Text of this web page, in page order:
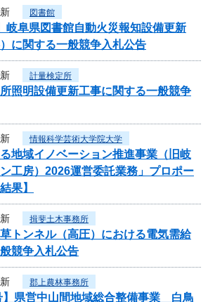
図書館
岐阜県図書館自動火災報知設備更新
に関する一般競争入札公告
計量検定所
照明設備更新工事に関する一般競争
情報科学芸術大学院大学
る地域イノベーション推進事業（旧岐
工房）2026運営委託業務」プロポー
果】
揖斐土木事務所
トンネル（高圧）における電気需給
競争入札公告
郡上農林事務所
】県営中山間地域総合整備事業 白鳥